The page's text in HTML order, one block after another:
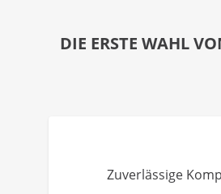
DIE ERSTE WAHL
Zuverlässige